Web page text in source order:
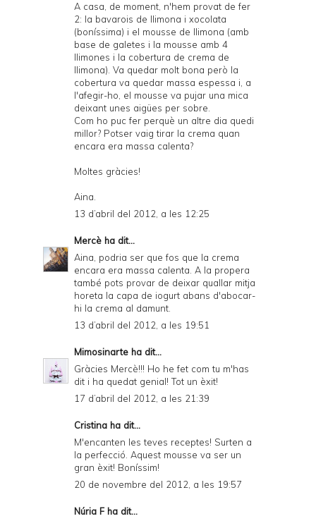
A casa, de moment, n'hem provat de fer
2: la bavarois de llimona i xocolata
(boníssima) i el mousse de llimona (amb
base de galetes i la mousse amb 4
llimones i la cobertura de crema de
llimona). Va quedar molt bona però la
cobertura va quedar massa espessa i, a
l'afegir-ho, el mousse va pujar una mica
deixant unes aigües per sobre.
Com ho puc fer perquè un altre dia quedi
millor? Potser vaig tirar la crema quan
encara era massa calenta?
Moltes gràcies!
Aina.
13 d’abril del 2012, a les 12:25
Mercè ha dit...
Aina, podria ser que fos que la crema
encara era massa calenta. A la propera
també pots provar de deixar quallar mitja
horeta la capa de iogurt abans d'abocar-
hi la crema al damunt.
13 d’abril del 2012, a les 19:51
Mimosinarte ha dit...
Gràcies Mercè!!! Ho he fet com tu m'has
dit i ha quedat genial! Tot un èxit!
17 d’abril del 2012, a les 21:39
Cristina ha dit...
M'encanten les teves receptes! Surten a
la perfecció. Aquest mousse va ser un
gran èxit! Boníssim!
20 de novembre del 2012, a les 19:57
Núria F ha dit...